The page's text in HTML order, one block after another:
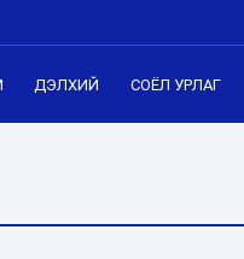
ДЭЛХИЙ СОЁЛ УРЛАГ